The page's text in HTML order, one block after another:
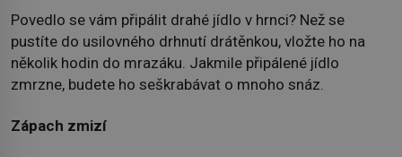
Povedlo se vám připálit drahé jídlo v hrnci? Než se
pustíte do usilovného drhnutí drátěnkou, vložte ho na
několik hodin do mrazáku. Jakmile připálené jídlo
zmrzne, budete ho seškrabávat o mnoho snáz.
Zápach zmizí